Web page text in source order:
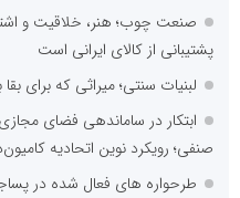
صنعت چوب؛ هنر، خلاقیت و
پشتیبانی از کالای ایرانی است
لبنیات سنتی؛ میراثی که برای
ابتکار در ساماندهی فضای
صنفی؛ رویکرد نوین اتحادیه
طرحواره های فعال شده در